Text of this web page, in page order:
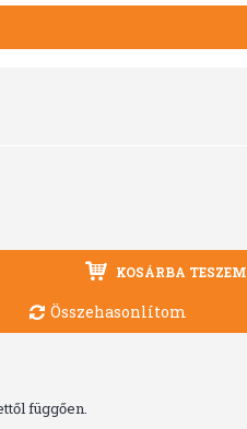
KOSÁRBA TESZEM
Összehasonlítom
függően.